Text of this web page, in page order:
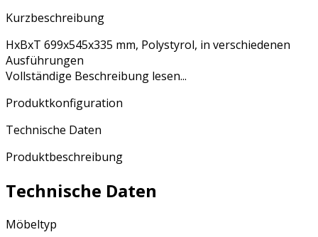
Kurzbeschreibung
HxBxT 699x545x335 mm, Polystyrol, in verschiedenen
Ausführungen
Vollständige Beschreibung lesen...
Produktkonfiguration
Technische Daten
Produktbeschreibung
Technische Daten
Möbeltyp